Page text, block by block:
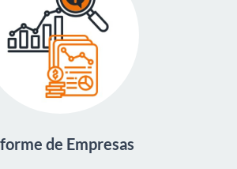
de Empresas